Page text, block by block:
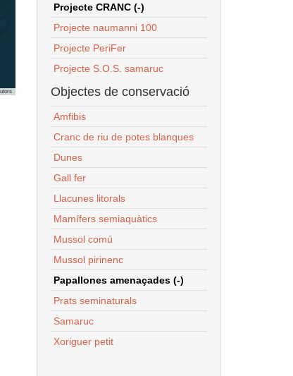
Projecte CRANC (-)
Projecte naumanni 100
Projecte PeriFer
Projecte S.O.S. samaruc
Objectes de conservació
Amfibis
Cranc de riu de potes blanques
Dunes
Gall fer
Llacunes litorals
Mamífers semiaquàtics
Mussol comú
Mussol pirinenc
Papallones amenaçades (-)
Prats seminaturals
Samaruc
Xoriguer petit